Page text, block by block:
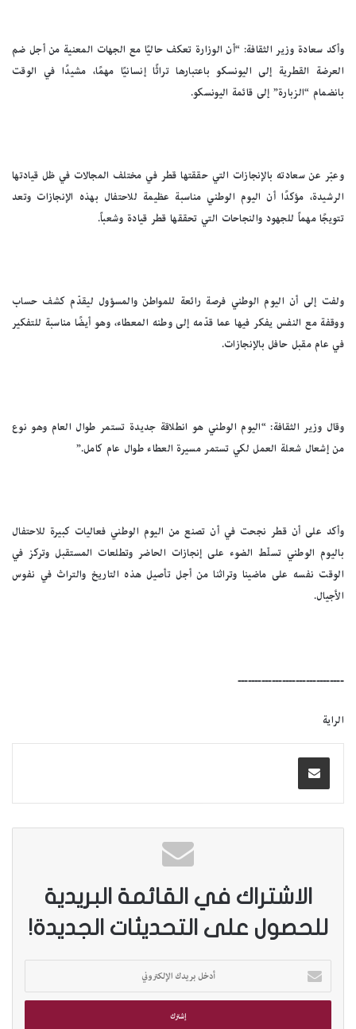
وأكد سعادة وزير الثقافة: “أن الوزارة تعكف حاليًا مع الجهات المعنية من أجل ضم
العرضة القطرية إلى اليونسكو باعتبارها تراثًا إنسانيًا مهمًا، مشيدًا في الوقت
بانضمام “الزبارة” إلى قائمة اليونسكو.
وعبّر عن سعادته بالإنجازات التي حققتها قطر في مختلف المجالات في ظل قيادتها
الرشيدة، مؤكدًا أن اليوم الوطني مناسبة عظيمة للاحتفال بهذه الإنجازات وتعد
تتويجًا مهماً للجهود والنجاحات التي تحققها قطر قيادة وشعباً.
ولفت إلى أن اليوم الوطني فرصة رائعة للمواطن والمسؤول ليقدّم كشف حساب
ووقفة مع النفس يفكر فيها عما قدّمه إلى وطنه المعطاء، وهو أيضًا مناسبة للتفكير
في عام مقبل حافل بالإنجازات.
وقال وزير الثقافة: “اليوم الوطني هو انطلاقة جديدة تستمر طوال العام وهو نوع
من إشعال شعلة العمل لكي تستمر مسيرة العطاء طوال عام كامل.”
وأكد على أن قطر نجحت في أن تصنع من اليوم الوطني فعاليات كبيرة للاحتفال
باليوم الوطني تسلّط الضوء على إنجازات الحاضر وتطلعات المستقبل وتركز في
الوقت نفسه على ماضينا وتراثنا من أجل تأصيل هذه التاريخ والتراث في نفوس
الأجيال.
ـــــــــــــــــــــــــــــــ
الراية
الاشتراك في القائمة البريدية
للحصول على التحديثات الجديدة!
خ